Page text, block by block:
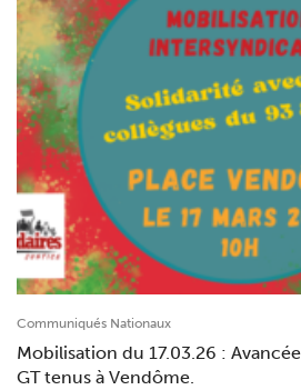
Communiqués Nationaux
Mobilisation du 17.03.26 :
GT tenus à Vendôme.